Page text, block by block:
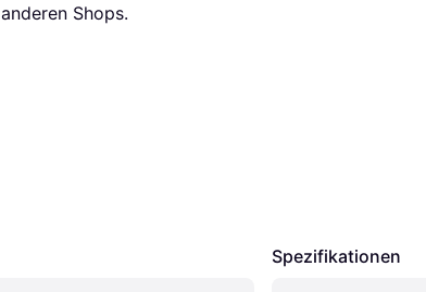
anderen Shops.
Spezifikationen